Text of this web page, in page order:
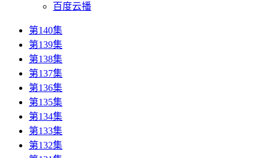
百度云播
第140集
第139集
第138集
第137集
第136集
第135集
第134集
第133集
第132集